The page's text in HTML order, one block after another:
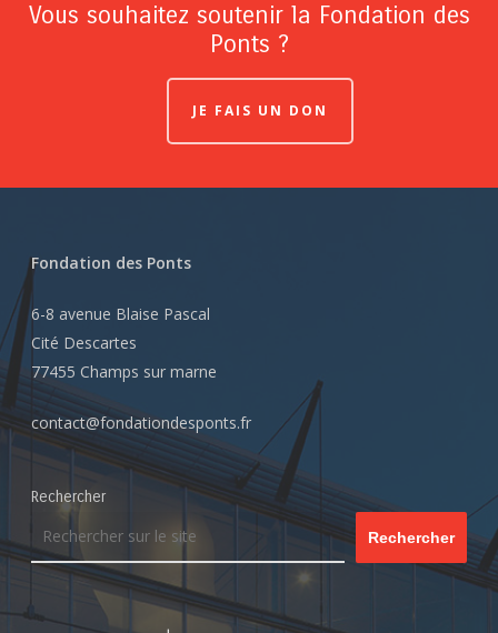
Vous souhaitez soutenir la Fondation des
Ponts ?
JE FAIS UN DON
Fondation des Ponts
6-8 avenue Blaise Pascal
Cité Descartes
77455 Champs sur marne
contact@fondationdesponts.fr
Rechercher
Rechercher